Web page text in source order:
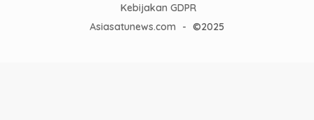
Kebijakan GDPR
Asiasatunews.com
- ©2025